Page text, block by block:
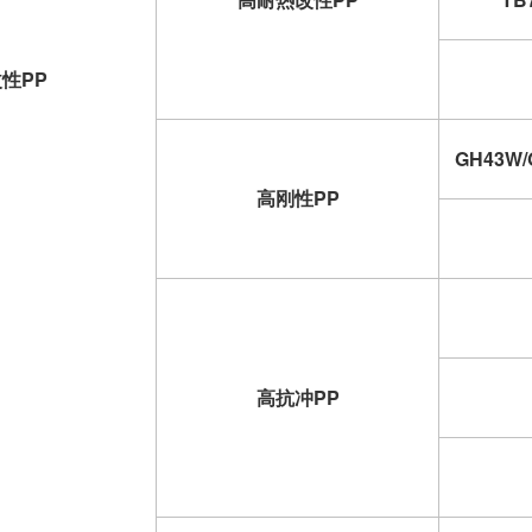
PP
高刚性PP
高抗冲PP